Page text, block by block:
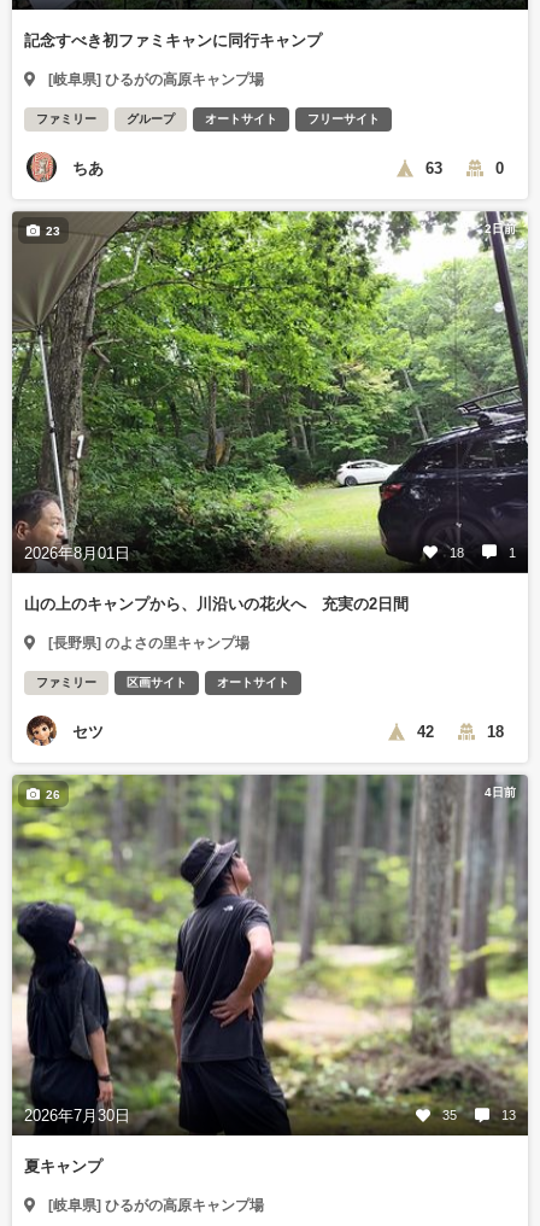
記念すべき初ファミキャンに同行キャンプ
[岐阜県] ひるがの高原キャンプ場
ファミリー グループ オートサイト フリーサイト
ちあ 63 0
2日前
2026年8月01日 18 1
23
山の上のキャンプから、川沿いの花火へ 充実の2日間
[長野県] のよさの里キャンプ場
ファミリー 区画サイト オートサイト
セツ 42 18
4日前
2026年7月30日 35 13
26
夏キャンプ
[岐阜県] ひるがの高原キャンプ場